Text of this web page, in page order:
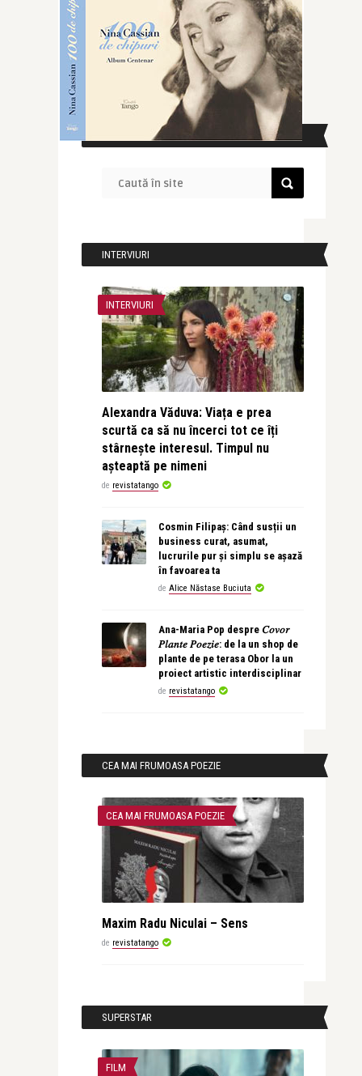
CAUTĂ ÎN SITE
INTERVIURI
INTERVIURI
Alexandra Văduva: Viața e prea
scurtă ca să nu încerci tot ce îți
stârnește interesul. Timpul nu
așteaptă pe nimeni
de revistatango
Cosmin Filipaș: Când susții un
business curat, asumat,
lucrurile pur și simplu se așază
în favoarea ta
de Alice Năstase Buciuta
Ana-Maria Pop despre 𝐶𝑜𝑣𝑜𝑟
𝑃𝑙𝑎𝑛𝑡𝑒 𝑃𝑜𝑒𝑧𝑖𝑒: de la un shop de
plante de pe terasa Obor la un
proiect artistic interdisciplinar
de revistatango
CEA MAI FRUMOASA POEZIE
CEA MAI FRUMOASA POEZIE
Maxim Radu Niculai – Sens
de revistatango
SUPERSTAR
FILM